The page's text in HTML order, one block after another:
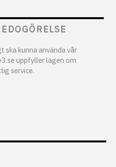
ska kunna använda vår
uppfyller lagen om
service.